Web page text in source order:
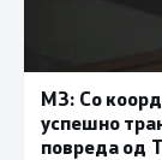
МЗ: Со
успешно
повреда од